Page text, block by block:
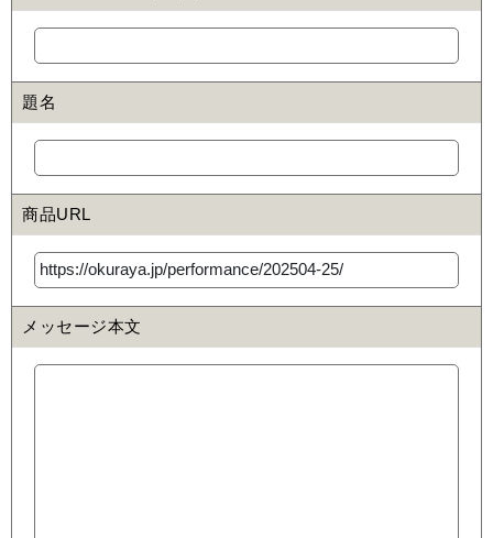
題名
商品URL
メッセージ本文